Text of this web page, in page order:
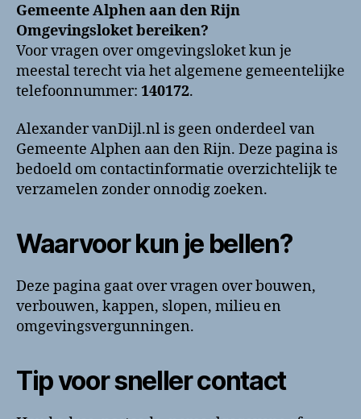
Omgevingsloket
bellen?
contactinformatie
Gemeente Alphen aan den Rijn
Omgevingsloket bereiken?
Voor vragen over omgevingsloket kun je
meestal terecht via het algemene gemeentelijke
telefoonnummer: 140172.
Alexander vanDijl.nl is geen onderdeel van
Gemeente Alphen aan den Rijn. Deze pagina is
bedoeld om contactinformatie overzichtelijk te
verzamelen zonder onnodig zoeken.
Waarvoor kun je bellen?
Deze pagina gaat over vragen over bouwen,
verbouwen, kappen, slopen, milieu en
omgevingsvergunningen.
Tip voor sneller contact